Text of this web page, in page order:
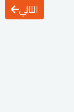
التالي